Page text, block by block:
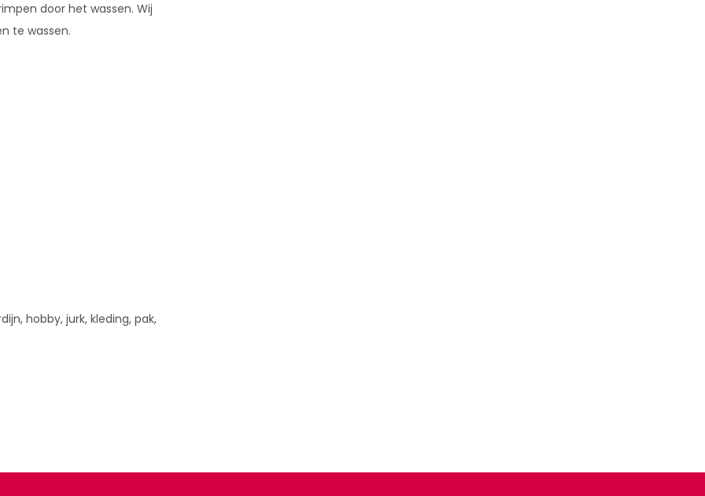
door het wassen. Wij
te wassen.
hobby, jurk, kleding, pak,